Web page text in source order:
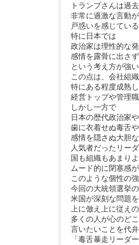
トランプさんは過
非常に過激な言動が
戸惑いを感じてい
特に日本では
政治家は理性的な
感情を露骨に出さ
という考え方が強
この点は、会社組
特にある程度成熟
経営トップや管理
しかし一方で
日本の歴代政治家
歯に衣着せぬ毒舌や
感情を隠さぬ大胆
人気者だったリー
国も組織もあまり
ムード的に閉塞感
このような個性の
今回の大統領選挙
米国が深刻な問題
上に倣え上に従え
多くの人が心のど
言いたいことを代
「毒舌暴走リーダー